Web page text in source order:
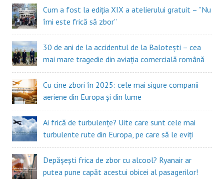
Cum a fost la ediția XIX a atelierului gratuit – ”Nu
îmi este frică să zbor”
30 de ani de la accidentul de la Balotești – cea
mai mare tragedie din aviația comercială română
Cu cine zbori în 2025: cele mai sigure companii
aeriene din Europa și din lume
Ai frică de turbulențe? Uite care sunt cele mai
turbulente rute din Europa, pe care să le eviți
Depășești frica de zbor cu alcool? Ryanair ar
putea pune capăt acestui obicei al pasagerilor!